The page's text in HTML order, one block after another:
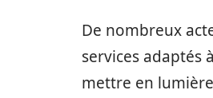
De nombreux
services adaptés
mettre en